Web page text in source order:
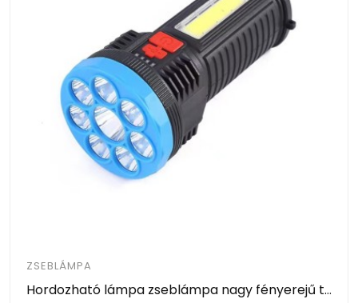
ZSEBLÁMPA
Hordozható lámpa zseblámpa nagy fényerejű töltőkábellel JX-1508B